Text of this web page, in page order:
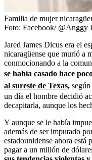
Familia de mujer
Foto: Facebook/ @Anggy
Jared James Dicus era el
nicaragüense que murió a
conmocionando a la
se había casado hace
al sureste de Texas,
un día el hombre decidió
decapitarla, aunque los
Y aunque se le había
además de ser imputado
estadounidense ahora está
pagar a un millón de